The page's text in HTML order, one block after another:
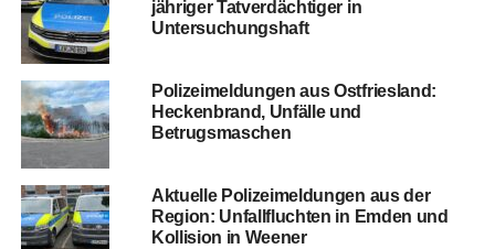
jäh­ri­ger Tat­ver­däch­ti­ger in
Untersuchungshaft
Poli­zei­mel­dun­gen aus Ost­fries­land:
Hecken­brand, Unfäl­le und
Betrugsmaschen
Aktu­el­le Poli­zei­mel­dun­gen aus der
Regi­on: Unfall­fluch­ten in Emden und
Kol­li­si­on in Weener